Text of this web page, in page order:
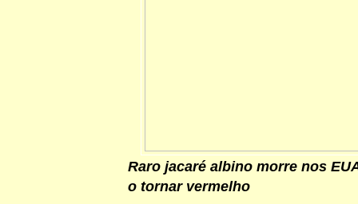
Raro jacaré albino morre nos
o tornar vermelho